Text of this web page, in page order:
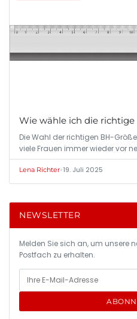
Wie wähle ich die richtige
Die Wahl der richtigen BH-
viele Frauen immer wieder vor
Lena Richter•19. Juli 2025
NEWSLETTER
Melden Sie sich an, um unsere
Postfach zu erhalten.